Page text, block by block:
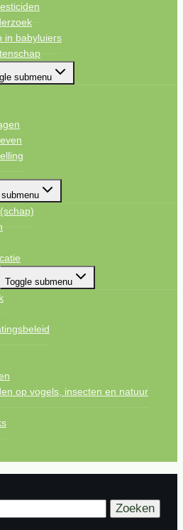
in babyluiers
submenu
Toggle submenu
op vogels, insecten en natuur